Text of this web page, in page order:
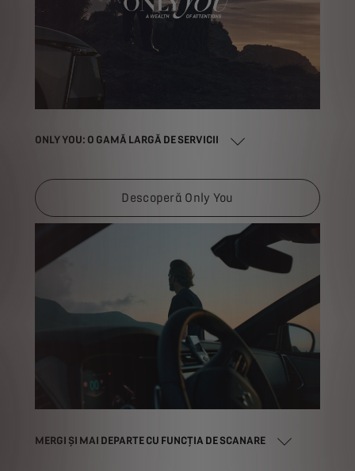
ONLY YOU: O GAMĂ LARGĂ DE SERVICII
Descoperă Only You
MERGI ȘI MAI DEPARTE CU FUNCȚIA DE SCANARE